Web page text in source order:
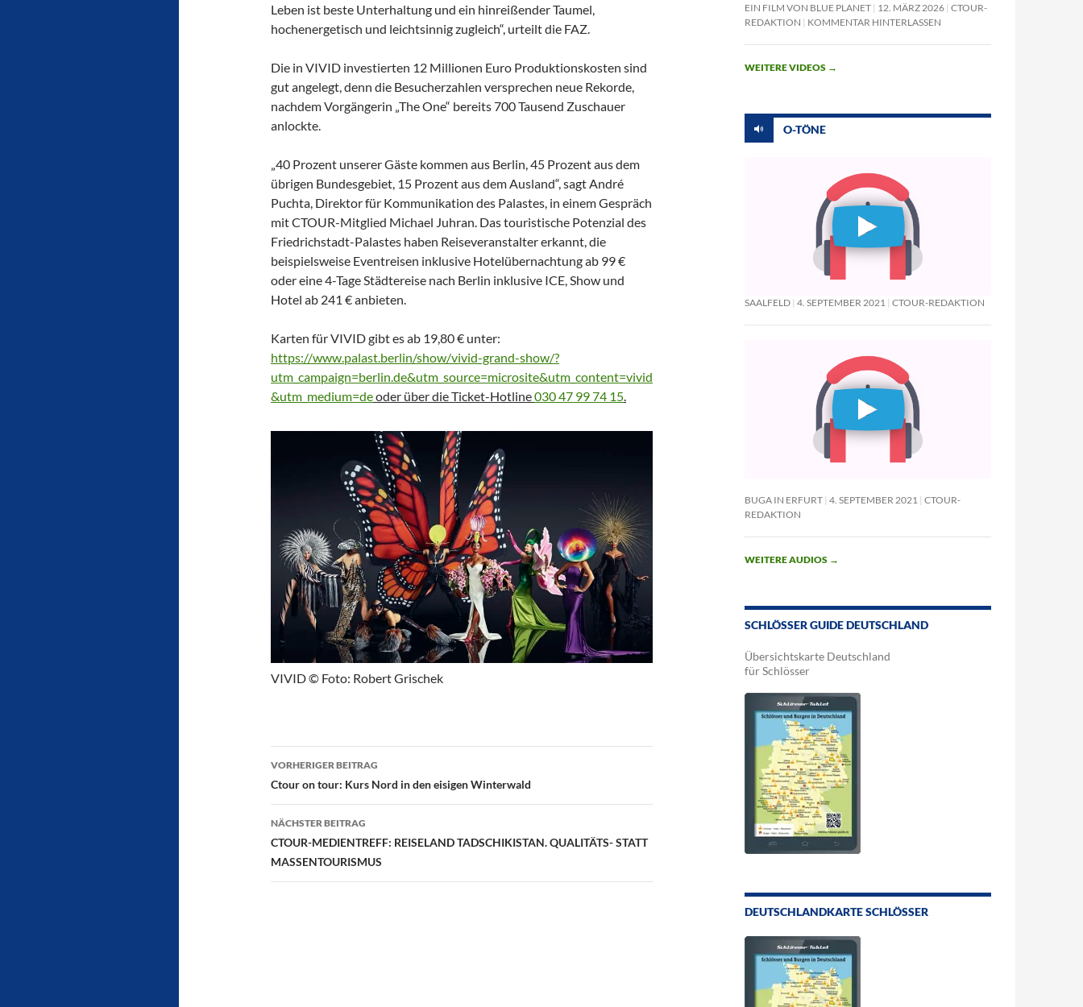
Leben ist beste Unterhaltung und ein hinreißender Taumel,
hochenergetisch und leichtsinnig zugleich“, urteilt die FAZ.
Die in VIVID investierten 12 Millionen Euro Produktionskosten sind
gut angelegt, denn die Besucherzahlen versprechen neue Rekorde,
nachdem Vorgängerin „The One“ bereits 700 Tausend Zuschauer
anlockte.
„40 Prozent unserer Gäste kommen aus Berlin, 45 Prozent aus dem
übrigen Bundesgebiet, 15 Prozent aus dem Ausland“, sagt André
Puchta, Direktor für Kommunikation des Palastes, in einem Gespräch
mit CTOUR-Mitglied Michael Juhran. Das touristische Potenzial des
Friedrichstadt-Palastes haben Reiseveranstalter erkannt, die
beispielsweise Eventreisen inklusive Hotelübernachtung ab 99 €
oder eine 4-Tage Städtereise nach Berlin inklusive ICE, Show und
Hotel ab 241 € anbieten.
Karten für VIVID gibt es ab 19,80 € unter:
https://www.palast.berlin/show/vivid-grand-show/?
utm_campaign=berlin.de&utm_source=microsite&utm_content=vivid
&utm_medium=deoder über die Ticket-Hotline030 47 99 74 15
VIVID © Foto: Robert Grischek
Beitragsnavigation
VORHERIGER BEITRAG
Ctour on tour: Kurs Nord in den eisigen Winterwald
NÄCHSTER BEITRAG
CTOUR-MEDIENTREFF: REISELAND TADSCHIKISTAN. QUALITÄTS- STATT
MASSENTOURISMUS
EIN FILM VON BLUE PLANET 12. MÄRZ 2026 CTOUR-
REDAKTION
KOMMENTAR HINTERLASSEN
WEITERE VIDEOS →
O-TÖNE
SAALFELD 4. SEPTEMBER 2021 CTOUR-REDAKTION
BUGA IN ERFURT 4. SEPTEMBER 2021
CTOUR-
REDAKTION
WEITERE AUDIOS →
SCHLÖSSER GUIDE DEUTSCHLAND
Übersichtskarte Deutschland
für Schlösser
DEUTSCHLANDKARTE SCHLÖSSER